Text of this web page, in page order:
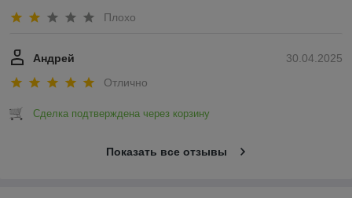
Плохо
30.04.2025
Андрей
Отлично
Сделка подтверждена через корзину
Показать все отзывы